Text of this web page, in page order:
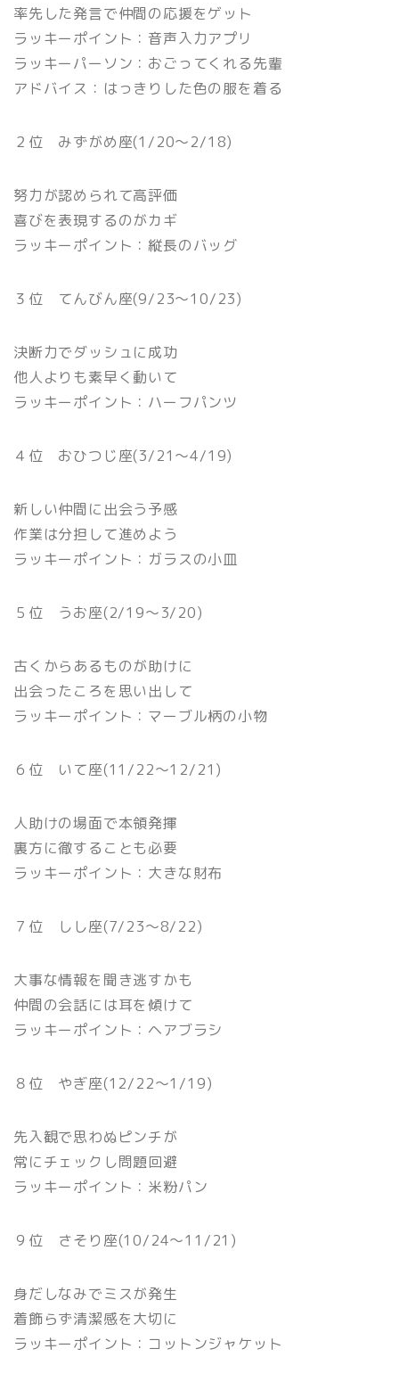
率先した発言で仲間の応援をゲット
ラッキーポイント：音声入力アプリ
ラッキーパーソン：おごってくれる先輩
アドバイス：はっきりした色の服を着る
２位 みずがめ座(1/20〜2/18)
努力が認められて高評価
喜びを表現するのがカギ
ラッキーポイント：縦長のバッグ
３位 てんびん座(9/23〜10/23)
決断力でダッシュに成功
他人よりも素早く動いて
ラッキーポイント：ハーフパンツ
４位 おひつじ座(3/21〜4/19)
新しい仲間に出会う予感
作業は分担して進めよう
ラッキーポイント：ガラスの小皿
５位 うお座(2/19〜3/20)
古くからあるものが助けに
出会ったころを思い出して
ラッキーポイント：マーブル柄の小物
６位 いて座(11/22〜12/21)
人助けの場面で本領発揮
裏方に徹することも必要
ラッキーポイント：大きな財布
７位 しし座(7/23〜8/22)
大事な情報を聞き逃すかも
仲間の会話には耳を傾けて
ラッキーポイント：ヘアブラシ
８位 やぎ座(12/22〜1/19)
先入観で思わぬピンチが
常にチェックし問題回避
ラッキーポイント：米粉パン
９位 さそり座(10/24〜11/21)
身だしなみでミスが発生
着飾らず清潔感を大切に
ラッキーポイント：コットンジャケット